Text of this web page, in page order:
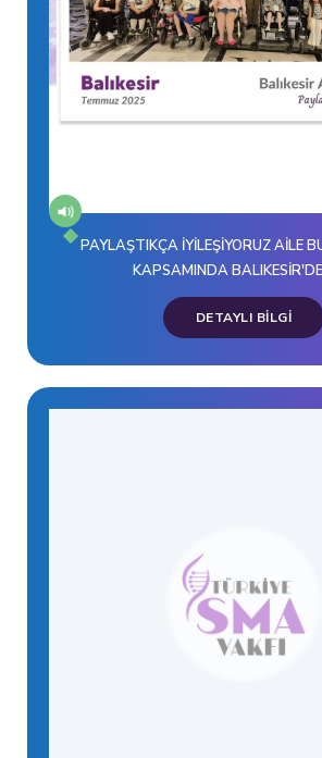
PAYLAŞTIKÇA İYİLEŞİYORUZ AİLE
KAPSAMINDA